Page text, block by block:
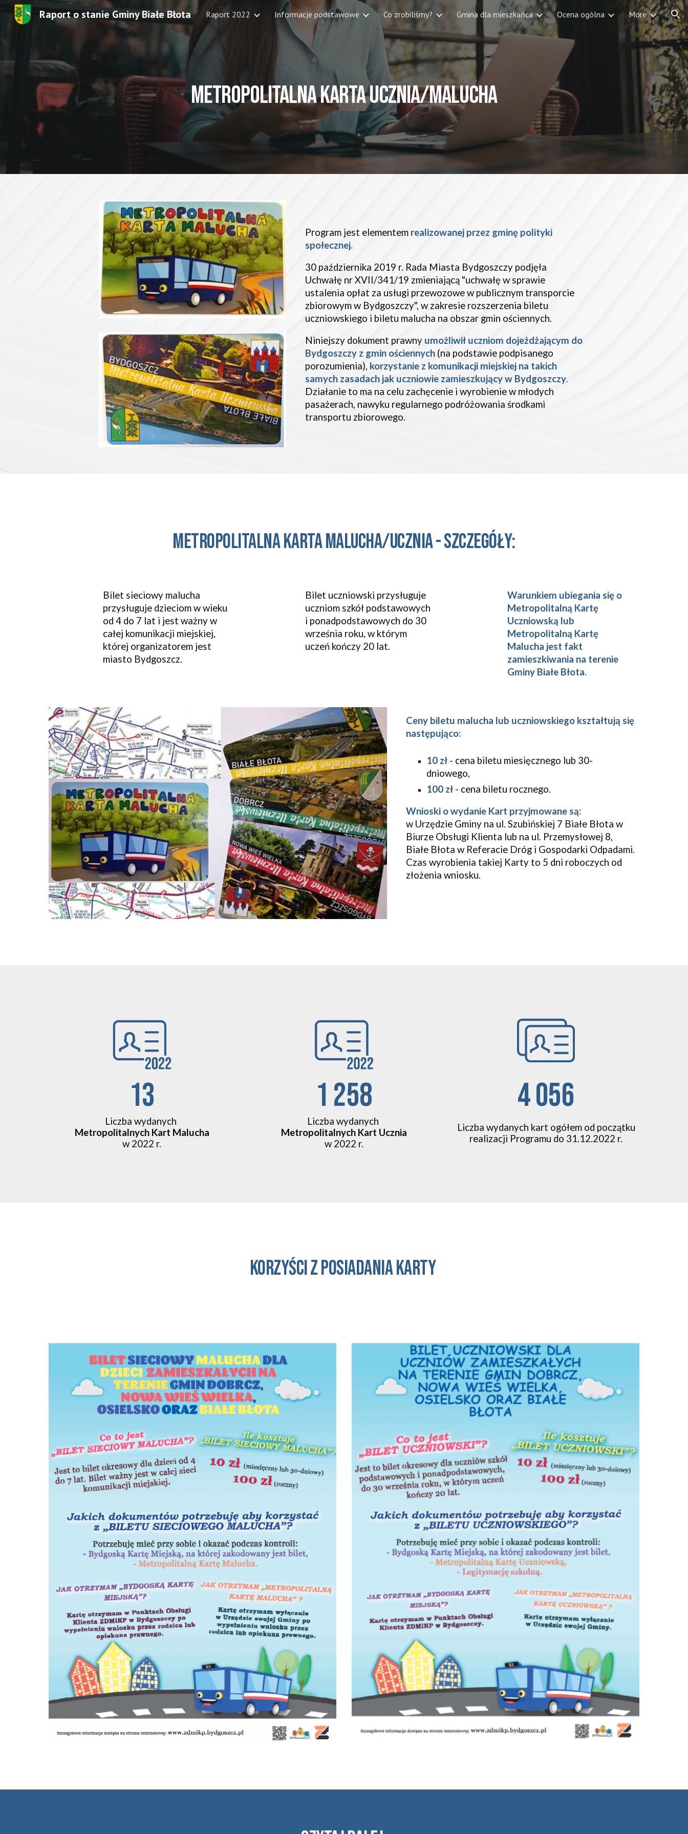
Skip to main content Skip to navigation
Raport o stanie Gminy Białe Błota Raport 2022 Informacje podstawowe Co zrobiliśmy? Gmina dla mieszkańca Ocena ogólna More
metropolitalna karta ucznia/malucha
Program jest elementem realizowanej przez gminę polityki
społecznej.
30 października 2019 r. Rada Miasta Bydgoszczy podjęła
Uchwałę nr XVII/341/19 zmieniającą "uchwałę w sprawie
ustalenia opłat za usługi przewozowe w publicznym transporcie
zbiorowym w Bydgoszczy", w zakresie rozszerzenia biletu
uczniowskiego i biletu malucha na obszar gmin ościennych.
Niniejszy dokument prawny umożliwił uczniom dojeżdżającym do
Bydgoszczy z gmin ościennych (na podstawie podpisanego
porozumienia), korzystanie z komunikacji miejskiej na takich
samych zasadach jak uczniowie zamieszkujący w Bydgoszczy.
Działanie to ma na celu zachęcenie i wyrobienie w młodych
pasażerach, nawyku regularnego podróżowania środkami
transportu zbiorowego.
metropolitalna karta malucha/ucznia - szczegóły:
Bilet sieciowy malucha
przysługuje dzieciom w wieku
od 4 do 7 lat i jest ważny w
całej komunikacji miejskiej,
której organizatorem jest
miasto Bydgoszcz.
Bilet uczniowski przysługuje
uczniom szkół podstawowych
i ponadpodstawowych do 30
września roku, w którym
uczeń kończy 20 lat.
Warunkiem ubiegania się o
Metropolitalną Kartę
Uczniowską lub
Metropolitalną Kartę
Malucha jest fakt
zamieszkiwania na terenie
Gminy Białe Błota.
Ceny biletu malucha lub uczniowskiego kształtują się
następująco:
10 zł - cena biletu miesięcznego lub 30-
dniowego,
100 zł - cena biletu rocznego.
Wnioski o wydanie Kart przyjmowane są:
w Urzędzie Gminy na ul. Szubińskiej 7 Białe Błota w
Biurze Obsługi Klienta lub na ul. Przemysłowej 8,
Białe Błota w Referacie Dróg i Gospodarki Odpadami.
Czas wyrobienia takiej Karty to 5 dni roboczych od
złożenia wniosku.
13
Liczba wydanych
Metropolitalnych Kart Malucha
w 2022 r.
1 258
Liczba wydanych
Metropolitalnych Kart Ucznia
w 2022 r.
4 056
Liczba wydanych kart ogółem od początku
realizacji Programu do 31.12.2022 r.
KORZYŚCI Z POSIADANIA KARTY